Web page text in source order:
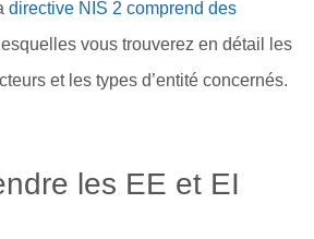
directive NIS 2 comprend des
vous trouverez en détail les
et les types d’entité concernés.
les EE et EI